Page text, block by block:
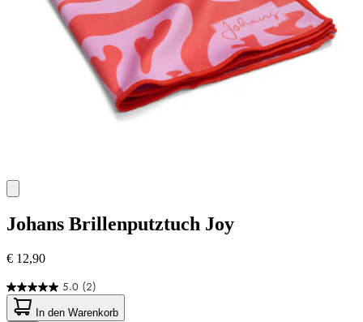
Johans Brillenputztuch Joy
€ 12,90
5.0 (2)
5.0
von
In den Warenkorb